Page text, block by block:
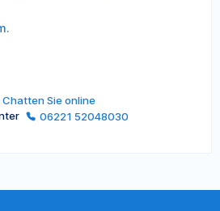
Chatten Sie online
06221 52048030